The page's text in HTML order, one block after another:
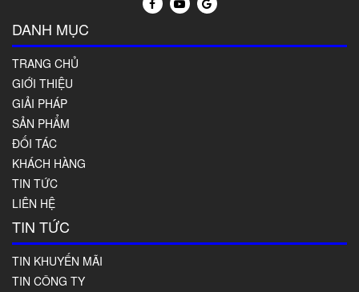
DANH MỤC
TRANG CHỦ
GIỚI THIỆU
GIẢI PHÁP
SẢN PHẨM
ĐỐI TÁC
KHÁCH HÀNG
TIN TỨC
LIÊN HỆ
TIN TỨC
TIN KHUYẾN MÃI
TIN CÔNG TY